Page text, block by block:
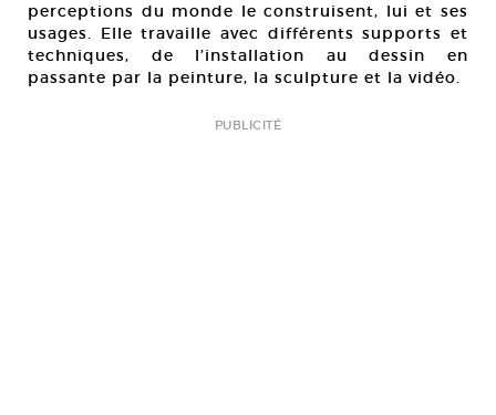
perceptions du monde le construisent, lui et ses
usages. Elle travaille avec différents supports et
techniques, de l’installation au dessin en
passante par la peinture, la sculpture et la vidéo.
PUBLICITÉ